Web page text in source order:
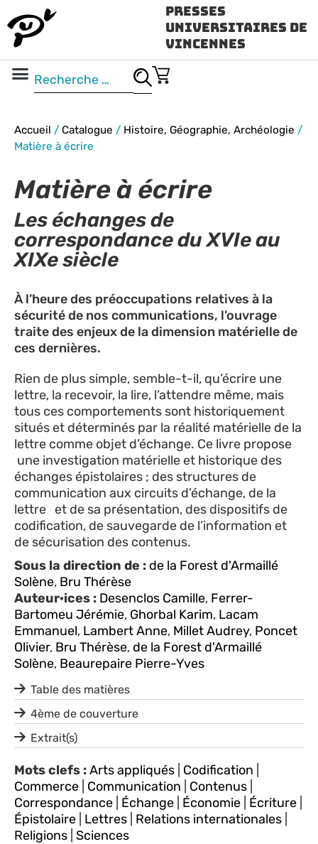
Presses
Universitaires de
Vincennes
Accueil / Catalogue / Histoire, Géographie, Archéologie /
Matière à écrire
Matière à écrire
Les échanges de
correspondance du XVIe au
XIXe siècle
À l’heure des préoccupations relatives à la
sécurité de nos communications, l’ouvrage
traite des enjeux de la dimension matérielle de
ces dernières.
Rien de plus simple, semble-t-il, qu’écrire une
lettre, la recevoir, la lire, l’attendre même, mais
tous ces comportements sont historiquement
situés et déterminés par la réalité matérielle de la
lettre comme objet d’échange. Ce livre propose
une investigation matérielle et historique des
échanges épistolaires ; des structures de
communication aux circuits d’échange, de la
lettre et de sa présentation, des dispositifs de
codification, de sauvegarde de l’information et
de sécurisation des contenus.
Sous la direction de :de la Forest d'Armaillé
Solène, Bru Thérèse
Auteur·ices : Desenclos Camille, Ferrer-
Bartomeu Jérémie, Ghorbal Karim, Lacam
Emmanuel, Lambert Anne, Millet Audrey, Poncet
Olivier, Bru Thérèse,de la Forest d'Armaillé
Solène, Beaurepaire Pierre-Yves
Table des matières
4ème de couverture
Extrait(s)
Mots clefs :Arts appliqués Codification
Commerce Communication Contenus
Correspondance Échange Économie Écriture
Épistolaire Lettres Relations internationales
Religions Sciences